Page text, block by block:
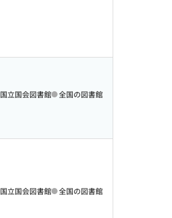
国立国会図書館 全国の図書館
国立国会図書館 全国の図書館